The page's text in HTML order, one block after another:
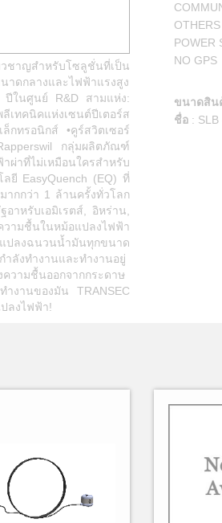
POWER
NO GPS
ขนาดสิน
ชื่อ :
าญสำหรับโซลูชั่นที่เป็น
าดกลางและไฟฟ้าแรงสูง
ปีในศูนย์ R&D สามแห่ง:
เทคนิคแห่งเซนต์ปีเตอร์ส
กทรอนิกส์ •คูร์สวิตเซอร์
กลุ่มผลิตภัณฑ์
าที่ไม่เหมือนใครสำหรับ
ยี EasyQuench (EQ) ที่
ากกว่า 1 ล้านครั้งทั่วโลก
าหรับเอมิเรตส์, อิหร่าน,
วามชื้นในหม้อแปลงไฟฟ้า
ปลงฉนวนน้ำมันทุกขนาด
ลังทำงานและทำงานอยู่
วามชื้นออกจากกระดาษ
ำงานของมัน TRANSEC
ลงไฟฟ้า!